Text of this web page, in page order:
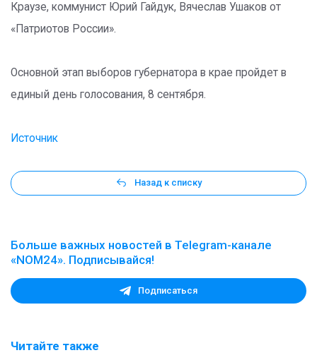
Краузе, коммунист Юрий Гайдук, Вячеслав Ушаков от
«Патриотов России».
Основной этап выборов губернатора в крае пройдет в
единый день голосования, 8 сентября.
Источник
Назад к списку
Больше важных новостей в Telegram-канале
«NOM24». Подписывайся!
Подписаться
Читайте также